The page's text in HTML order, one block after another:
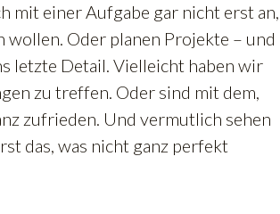
mit einer Aufgabe gar nicht erst an,
wollen. Oder planen Projekte – und
letzte Detail. Vielleicht haben wir
zu treffen. Oder sind mit dem,
zufrieden. Und vermutlich sehen
das, was nicht ganz perfekt